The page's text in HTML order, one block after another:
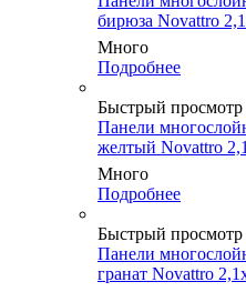
бирюза Novattro
Много
Подробнее
Быстрый просмотр
Панели
желтый Novattro
Много
Подробнее
Быстрый просмотр
Панели
гранат Novattro